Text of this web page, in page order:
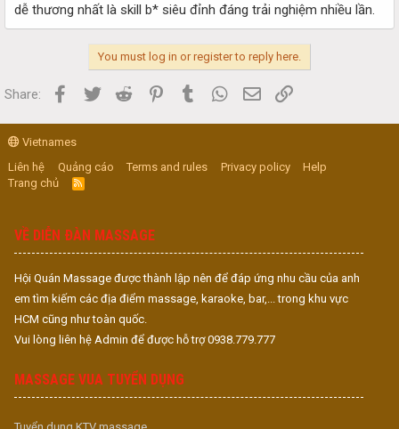
dễ thương nhất là skill b* siêu đỉnh đáng trải nghiệm nhiều lần.
You must log in or register to reply here.
Share: Facebook
Twitter Reddit PinterestTumblr WhatsApp
Email
Vietnames
Liên hệ
Quảng cáo Terms and rules Privacy policy
Help
Trang chủ
R
S
VỀ DIỄN ĐÀN MASSAGE
Hội Quán Massage được thành lập nên để đáp ứng nhu cầu của anh
em tìm kiếm các địa điểm massage, karaoke, bar,... trong khu vực
HCM cũng như toàn quốc.
Vui lòng liên hệ Admin để được hỗ trợ 0938.779.777
MASSAGE VUA TUYỂN DỤNG